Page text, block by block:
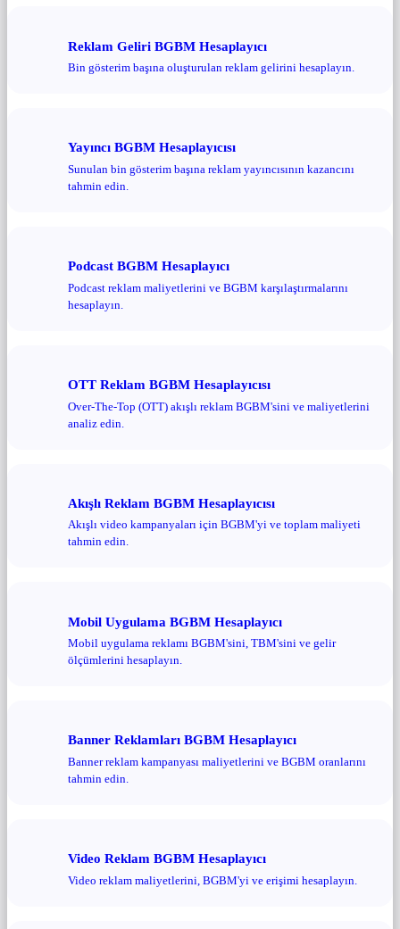
Reklam Geliri BGBM Hesaplayıcı
Bin gösterim başına oluşturulan reklam gelirini hesaplayın.
Yayıncı BGBM Hesaplayıcısı
Sunulan bin gösterim başına reklam yayıncısının kazancını
tahmin edin.
Podcast BGBM Hesaplayıcı
Podcast reklam maliyetlerini ve BGBM karşılaştırmalarını
hesaplayın.
OTT Reklam BGBM Hesaplayıcısı
Over-The-Top (OTT) akışlı reklam BGBM'sini ve maliyetlerini
analiz edin.
Akışlı Reklam BGBM Hesaplayıcısı
Akışlı video kampanyaları için BGBM'yi ve toplam maliyeti
tahmin edin.
Mobil Uygulama BGBM Hesaplayıcı
Mobil uygulama reklamı BGBM'sini, TBM'sini ve gelir
ölçümlerini hesaplayın.
Banner Reklamları BGBM Hesaplayıcı
Banner reklam kampanyası maliyetlerini ve BGBM oranlarını
tahmin edin.
Video Reklam BGBM Hesaplayıcı
Video reklam maliyetlerini, BGBM'yi ve erişimi hesaplayın.